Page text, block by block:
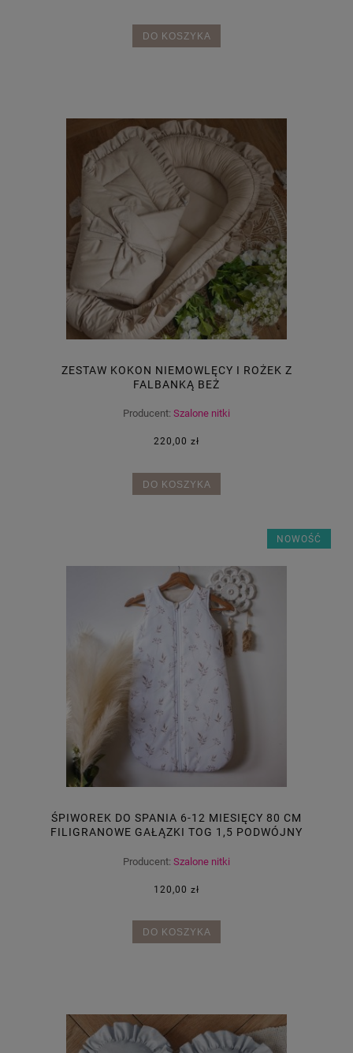
DO KOSZYKA
ZESTAW KOKON NIEMOWLĘCY I ROŻEK Z
FALBANKĄ BEŻ
Producent: Szalone nitki
220,00 zł
DO KOSZYKA
ŚPIWOREK DO SPANIA 6-12 MIESIĘCY 80 CM
FILIGRANOWE GAŁĄZKI TOG 1,5 PODWÓJNY
Producent: Szalone nitki
120,00 zł
DO KOSZYKA
NOWOŚĆ